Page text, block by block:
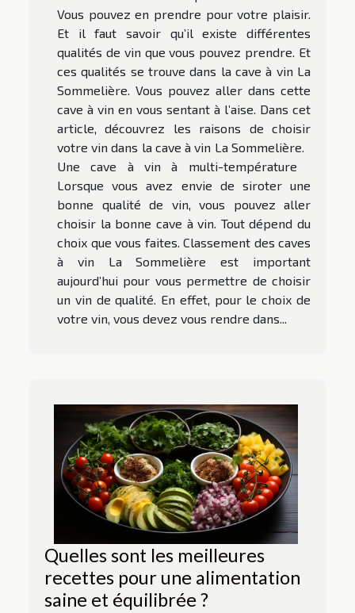
Vous pouvez en prendre pour votre plaisir.
Et il faut savoir qu’il existe différentes
qualités de vin que vous pouvez prendre. Et
ces qualités se trouve dans la cave à vin La
Sommelière. Vous pouvez aller dans cette
cave à vin en vous sentant à l’aise. Dans cet
article, découvrez les raisons de choisir
votre vin dans la cave à vin La Sommelière.
Une cave à vin à multi-température
Lorsque vous avez envie de siroter une
bonne qualité de vin, vous pouvez aller
choisir la bonne cave à vin. Tout dépend du
choix que vous faites. Classement des caves
à vin La Sommelière est important
aujourd’hui pour vous permettre de choisir
un vin de qualité. En effet, pour le choix de
votre vin, vous devez vous rendre dans...
Quelles sont les meilleures
recettes pour une alimentation
saine et équilibrée ?